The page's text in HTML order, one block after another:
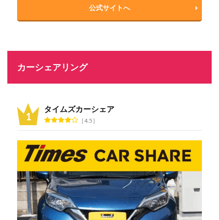
公式サイトへ
カーシェアリング
タイムズカーシェア
4.5